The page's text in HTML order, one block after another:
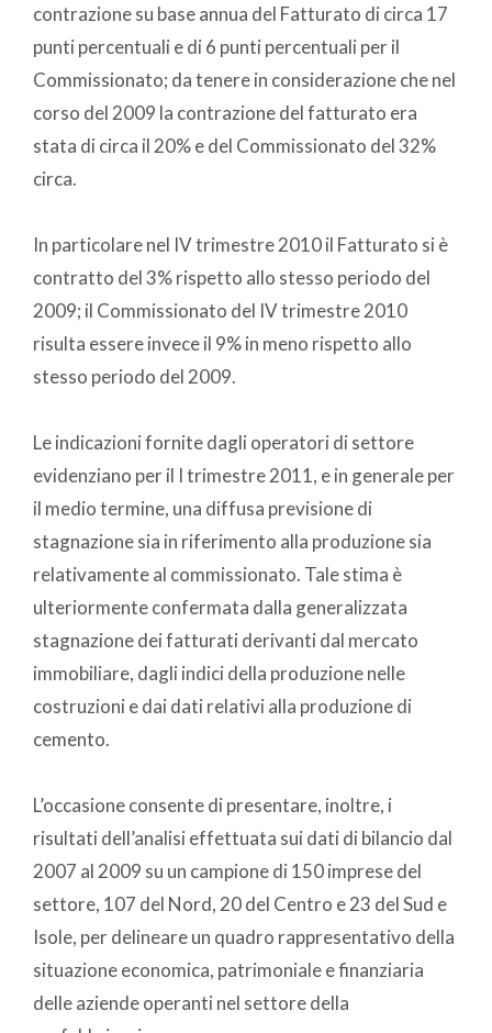
contrazione su base annua del Fatturato di circa 17
punti percentuali e di 6 punti percentuali per il
Commissionato; da tenere in considerazione che nel
corso del 2009 la contrazione del fatturato era
stata di circa il 20% e del Commissionato del 32%
circa.
In particolare nel IV trimestre 2010 il Fatturato si è
contratto del 3% rispetto allo stesso periodo del
2009; il Commissionato del IV trimestre 2010
risulta essere invece il 9% in meno rispetto allo
stesso periodo del 2009.
Le indicazioni fornite dagli operatori di settore
evidenziano per il I trimestre 2011, e in generale per
il medio termine, una diffusa previsione di
stagnazione sia in riferimento alla produzione sia
relativamente al commissionato. Tale stima è
ulteriormente confermata dalla generalizzata
stagnazione dei fatturati derivanti dal mercato
immobiliare, dagli indici della produzione nelle
costruzioni e dai dati relativi alla produzione di
cemento.
L’occasione consente di presentare, inoltre, i
risultati dell’analisi effettuata sui dati di bilancio dal
2007 al 2009 su un campione di 150 imprese del
settore, 107 del Nord, 20 del Centro e 23 del Sud e
Isole, per delineare un quadro rappresentativo della
situazione economica, patrimoniale e finanziaria
delle aziende operanti nel settore della